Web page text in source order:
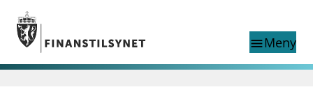
Gå til hovedinnhold
Gå til søkesiden
menuMeny